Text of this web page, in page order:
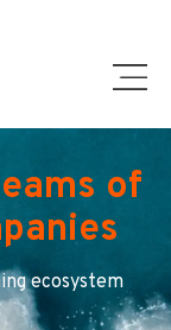
of
ecosystem